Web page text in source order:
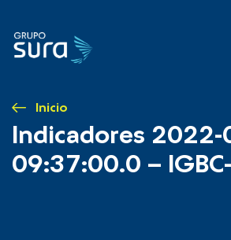
Inicio
Indicadores
09:37:00.0 –